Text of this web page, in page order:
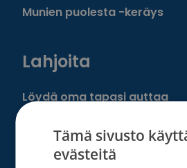
Munien puolesta -keräys
Lahjoita
Löydä oma tapasi auttaa
Tee kertalahjoitus
Tämä sivusto
evästeitä